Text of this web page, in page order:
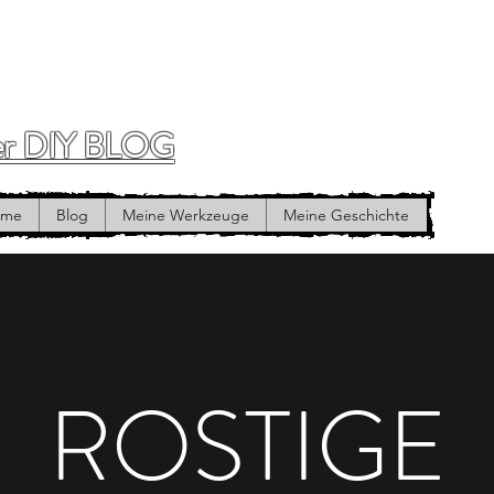
DIY BLOG
Blog Meine Werkzeuge Meine Geschichte
ROSTIGE